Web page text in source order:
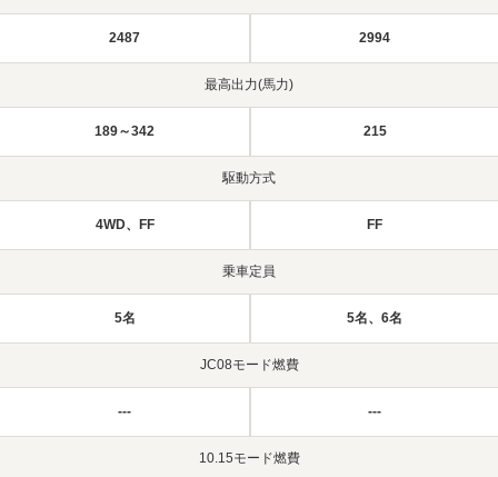
2487 2994
最高出力(馬力)
189～342 215
駆動方式
4WD、FF FF
乗車定員
5名 5名、6名
JC08モード燃費
--- ---
10.15モード燃費